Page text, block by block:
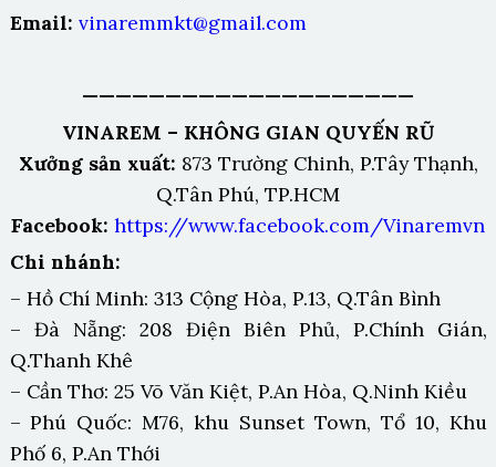
Email: vinaremmkt@gmail.com
————————————————————
VINAREM – KHÔNG GIAN QUYẾN RŨ
Xưởng sản xuất: 873 Trường Chinh, P.Tây Thạnh,
Q.Tân Phú, TP.HCM
Facebook: https://www.facebook.com/Vinaremvn
Chi nhánh:
– Hồ Chí Minh: 313 Cộng Hòa, P.13, Q.Tân Bình
– Đà Nẵng: 208 Điện Biên Phủ, P.Chính Gián,
Q.Thanh Khê
– Cần Thơ: 25 Võ Văn Kiệt, P.An Hòa, Q.Ninh Kiều
– Phú Quốc: M76, khu Sunset Town, Tổ 10, Khu
Phố 6, P.An Thới